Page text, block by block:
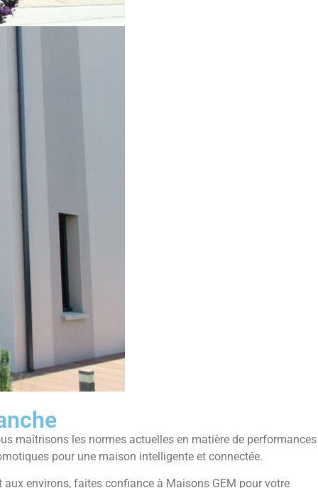
maîtrisons les normes actuelles en matière de performances
pour une maison intelligente et connectée.
environs, faites confiance à Maisons GEM pour votre